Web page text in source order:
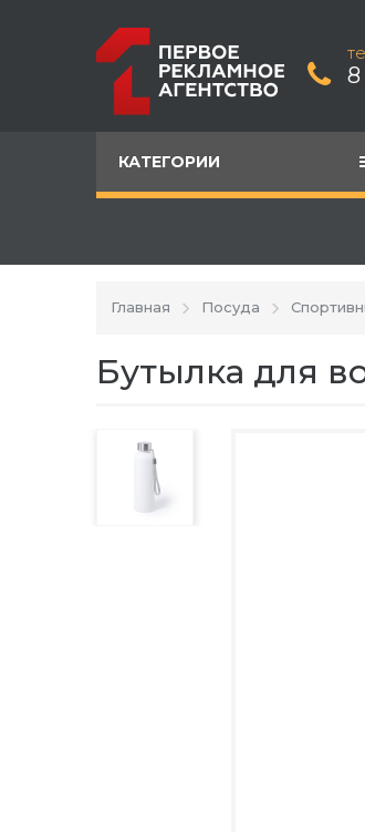
8
КАТЕГОРИИ
Главная Посуда
Бутылка для